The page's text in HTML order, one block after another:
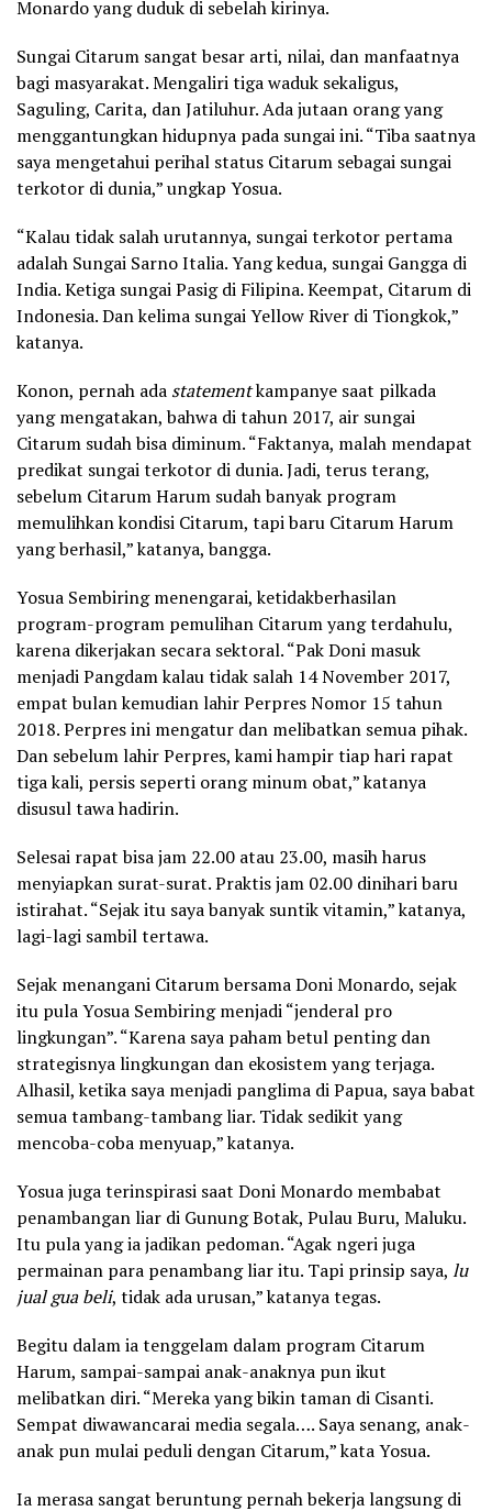
Monardo yang duduk di sebelah kirinya.
Sungai Citarum sangat besar arti, nilai, dan manfaatnya
bagi masyarakat. Mengaliri tiga waduk sekaligus,
Saguling, Carita, dan Jatiluhur. Ada jutaan orang yang
menggantungkan hidupnya pada sungai ini. “Tiba saatnya
saya mengetahui perihal status Citarum sebagai sungai
terkotor di dunia,” ungkap Yosua.
“Kalau tidak salah urutannya, sungai terkotor pertama
adalah Sungai Sarno Italia. Yang kedua, sungai Gangga di
India. Ketiga sungai Pasig di Filipina. Keempat, Citarum di
Indonesia. Dan kelima sungai Yellow River di Tiongkok,”
katanya.
Konon, pernah ada statementkampanye saat pilkada
yang mengatakan, bahwa di tahun 2017, air sungai
Citarum sudah bisa diminum. “Faktanya, malah mendapat
predikat sungai terkotor di dunia. Jadi, terus terang,
sebelum Citarum Harum sudah banyak program
memulihkan kondisi Citarum, tapi baru Citarum Harum
yang berhasil,” katanya, bangga.
Yosua Sembiring menengarai, ketidakberhasilan
program-program pemulihan Citarum yang terdahulu,
karena dikerjakan secara sektoral. “Pak Doni masuk
menjadi Pangdam kalau tidak salah 14 November 2017,
empat bulan kemudian lahir Perpres Nomor 15 tahun
2018. Perpres ini mengatur dan melibatkan semua pihak.
Dan sebelum lahir Perpres, kami hampir tiap hari rapat
tiga kali, persis seperti orang minum obat,” katanya
disusul tawa hadirin.
Selesai rapat bisa jam 22.00 atau 23.00, masih harus
menyiapkan surat-surat. Praktis jam 02.00 dinihari baru
istirahat. “Sejak itu saya banyak suntik vitamin,” katanya,
lagi-lagi sambil tertawa.
Sejak menangani Citarum bersama Doni Monardo, sejak
itu pula Yosua Sembiring menjadi “jenderal pro
lingkungan”. “Karena saya paham betul penting dan
strategisnya lingkungan dan ekosistem yang terjaga.
Alhasil, ketika saya menjadi panglima di Papua, saya babat
semua tambang-tambang liar. Tidak sedikit yang
mencoba-coba menyuap,” katanya.
Yosua juga terinspirasi saat Doni Monardo membabat
penambangan liar di Gunung Botak, Pulau Buru, Maluku.
Itu pula yang ia jadikan pedoman. “Agak ngeri juga
permainan para penambang liar itu. Tapi prinsip saya, lu
jual gua beli, tidak ada urusan,” katanya tegas.
Begitu dalam ia tenggelam dalam program Citarum
Harum, sampai-sampai anak-anaknya pun ikut
melibatkan diri. “Mereka yang bikin taman di Cisanti.
Sempat diwawancarai media segala…. Saya senang, anak-
anak pun mulai peduli dengan Citarum,” kata Yosua.
Ia merasa sangat beruntung pernah bekerja langsung di